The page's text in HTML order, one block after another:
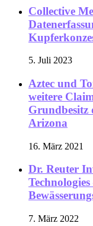
Collective
5. Juli 2023
Aztec und
weitere
Grundbesitz
Arizona
16. März 2021
Dr. Reuter
7. März 2022